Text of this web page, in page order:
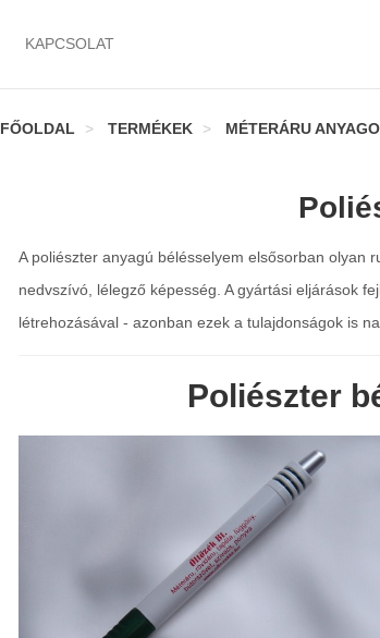
KAPCSOLAT
FŐOLDAL TERMÉKEK MÉTERÁRU
A poliészter anyagú bélésselyem elsősorban olyan
nedvszívó, lélegző képesség. A gyártási eljárások
létrehozásával - azonban ezek a tulajdonságok is
Poliészter